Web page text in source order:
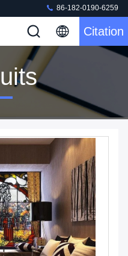
86-182-0190-6259
Citation